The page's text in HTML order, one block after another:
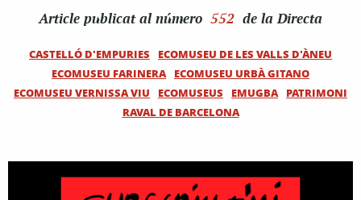
Article publicat al número 552 de la Directa
CASTELLÓ D'EMPURIES
ECOMUSEU DE LES VALLS D'ÀNEU
ECOMUSEU FARINERA
ECOMUSEU URBÀ GITANO
ECOMUSEU VERNISSA VIU
ECOMUSEUS EMUGBA
PATRIMONI
RAVAL DE BARCELONA